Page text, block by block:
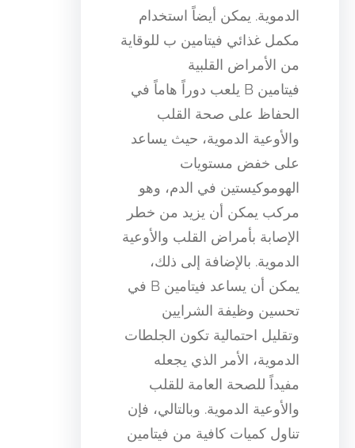
الدموية. يمكن أيضاً استخدام
مكمل غذائي فيتامين ب للوقاية
من الأمراض القلبية
فيتامين B يلعب دوراً هاماً في
الحفاظ على صحة القلب
والأوعية الدموية، حيث يساعد
على خفض مستويات
الهوموكيستين في الدم، وهو
مركب يمكن أن يزيد من خطر
الإصابة بأمراض القلب والأوعية
الدموية. بالإضافة إلى ذلك،
يمكن أن يساعد فيتامين B في
تحسين وظيفة الشرايين
وتقليل احتمالية تكون الجلطات
الدموية، الأمر الذي يجعله
مفيداً للصحة العامة للقلب
والأوعية الدموية. وبالتالي، فإن
تناول كميات كافية من فيتامين